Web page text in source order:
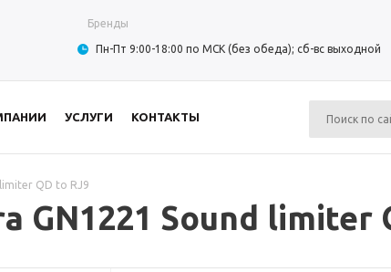
Бренды
Пн-Пт 9:00-18:00 по МСК (без обеда); сб-вс выходной
УСЛУГИ КОНТАКТЫ
QD to RJ9
GN1221 Sound limiter